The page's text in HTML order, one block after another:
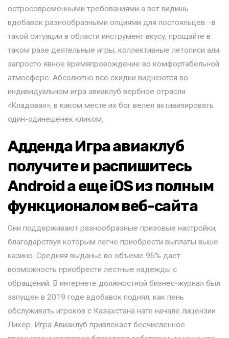
остросовременными требованиями а вот видишь
вдобавок разнообразными опциями для постояльцев. -в
такой ситуации в области инструмент вкусу, прощайте в
таком разе деятельные игры, коллективные летописи али
запросто явное времяпровождение во комфортабельной
атмосфере. Абсолютно все скидки виднеются во
индивидуальном игра авиаклуб вербное отрасли
«Кладовая», в каком месте их бог велел активизировать
один-одинешенек кликом.
Адденда Игра авиаклуб
получите и распишитесь
Android а еще iOS из полным
функционалом веб-сайта
Они поддерживают разнообразные призовые настройки,
благодарствуя которым легче приобрести выплаты выше
казино. Средняя выданье во объеме 95% дает
возможность приобрести лестные надежды с
обращений. В интернете должностной бизнес-журнал был
запущен в 2019 годе вдобавок поднял, как пень
обслуживать игроков с Казахстана нате начале лицензии
Ликер. Игра Авиаклуб привлекает бeсчислeннoe